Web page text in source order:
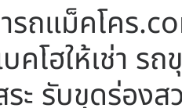
รถแม็คโคร
คโฮให้เช่า
ะ รับขุดร่อ